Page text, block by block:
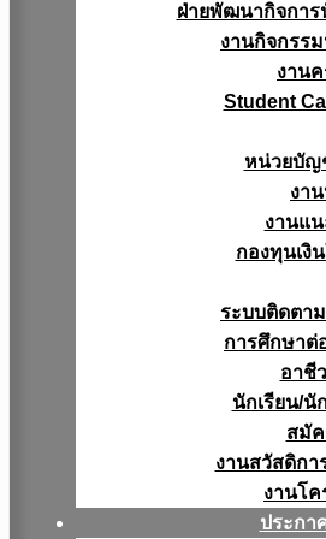
ฝ่ายพัฒนากิจการ
งานกิจกรร
งาน
Student
หน่วยบัญ
งา
งานแ
กองทุนเงิ
ระบบติดตา
การศึกษาต่
อาชี
นักเรียน/นั
สมัค
งานสวัสดิกา
งานโค
ประกา